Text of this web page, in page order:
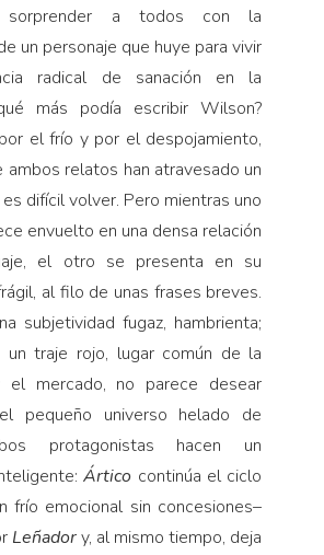
sorprender a todos con la
un personaje que huye para vivir
radical de sanación en la
más podía escribir Wilson?
el frío y por el despojamiento,
ambos relatos han atravesado un
difícil volver. Pero mientras uno
envuelto en una densa relación
el otro se presenta en su
al filo de unas frases breves.
subjetividad fugaz, hambrienta;
un traje rojo, lugar común de la
el mercado, no parece desear
pequeño universo helado de
protagonistas hacen un
Ártico continúa el ciclo
frío emocional sin concesiones–
Leñadory, al mismo tiempo, deja